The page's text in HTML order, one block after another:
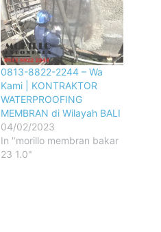
0813-8822-2244 – Wa
Kami | KONTRAKTOR
WATERPROOFING
MEMBRAN di Wilayah BALI
04/02/2023
In "morillo membran bakar
23 1.0"